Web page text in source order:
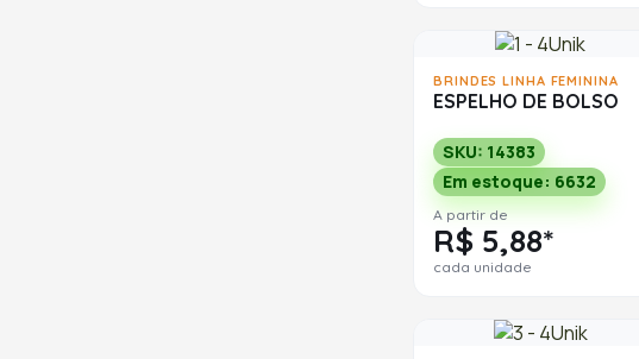
BRINDES LINHA FEMININA
ESPELHO DE BOLSO
SKU: 14383
Em estoque: 6632
A partir de
R$ 5,88*
cada unidade